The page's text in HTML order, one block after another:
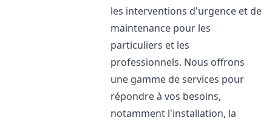
les interventions d'urgence et de
maintenance pour les
particuliers et les
professionnels. Nous offrons
une gamme de services pour
répondre à vos besoins,
notamment l'installation, la